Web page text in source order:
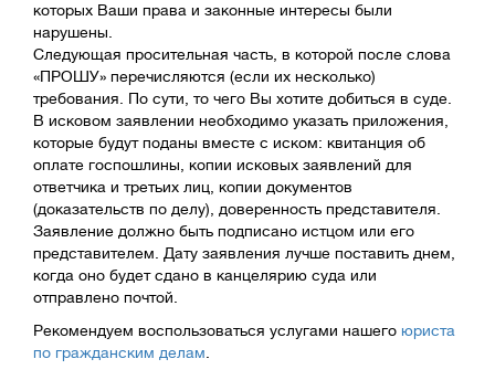
которых Ваши права и законные интересы были
нарушены.
Следующая просительная часть, в которой после слова
«ПРОШУ» перечисляются (если их несколько)
требования. По сути, то чего Вы хотите добиться в суде.
В исковом заявлении необходимо указать приложения,
которые будут поданы вместе с иском: квитанция об
оплате госпошлины, копии исковых заявлений для
ответчика и третьих лиц, копии документов
(доказательств по делу), доверенность представителя.
Заявление должно быть подписано истцом или его
представителем. Дату заявления лучше поставить днем,
когда оно будет сдано в канцелярию суда или
отправлено почтой.
Рекомендуем воспользоваться услугами нашего юриста
по гражданским делам